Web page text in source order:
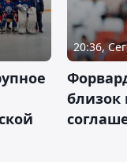
20:36,
близок